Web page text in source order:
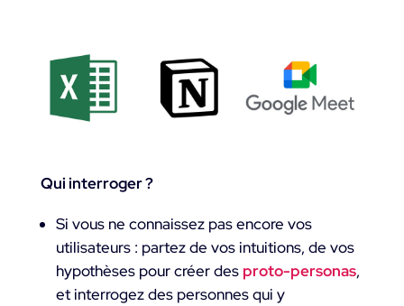
Qui interroger ?
Si vous ne connaissez pas encore vos
utilisateurs : partez de vos intuitions, de vos
hypothèses pour créer des proto-personas,
et interrogez des personnes qui y